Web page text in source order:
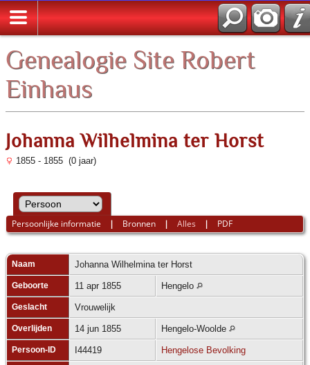
Genealogie Site Robert
Einhaus
Johanna Wilhelmina ter Horst
1855 - 1855 (0 jaar)
Persoonlijke informatie | Bronnen |Alles | PDF
Naam Johanna Wilhelmina ter Horst
Geboorte 11 apr 1855 Hengelo
Geslacht Vrouwelijk
Overlijden 14 jun 1855 Hengelo-Woolde
Persoon-ID I44419 Hengelose Bevolking